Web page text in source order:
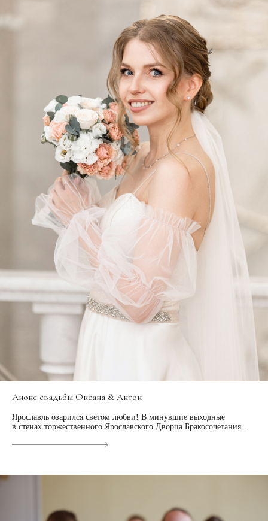
Анонс свадьбы Оксана & Антон
Ярославль озарился светом любви! В минувшие выходные
в стенах торжественного Ярославского Дворца Бракосочетания...